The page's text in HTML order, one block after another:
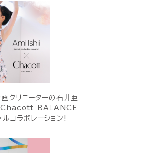
画クリエーターの石井亜
Chacott BALANCE
ルコラボレーション!